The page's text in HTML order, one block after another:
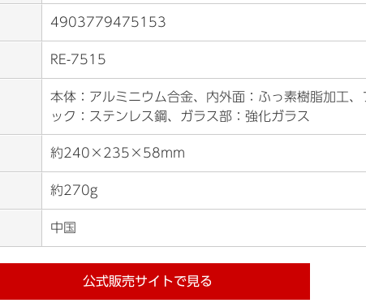
4903779475153
RE-7515
本体：アルミニウム合金、内外面：ふっ素樹脂加工、
ック：ステンレス鋼、ガラス部：強化ガラス
約240×235×58mm
約270g
中国
公式販売サイトで見る